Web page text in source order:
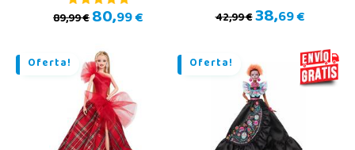
89,99 €80,99 € 42,99 €38,69 €
Oferta! Oferta!